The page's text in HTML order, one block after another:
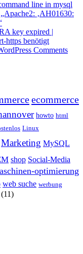
line in mysql
‚AH01630:
key expired |
https benötigt
Comments
ecommerce
howto html
Linux
Marketing MySQL
shop Social-Media
optimierung
web suche werbung
(11)